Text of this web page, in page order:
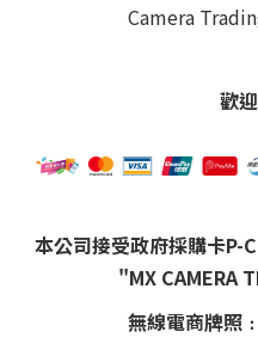
Camera
歡
本公司接受政府採購卡P-
"MX CAMERA
無線電商牌照